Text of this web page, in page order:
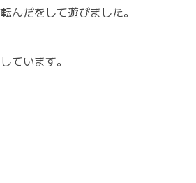
んだをして遊びました。
ています。